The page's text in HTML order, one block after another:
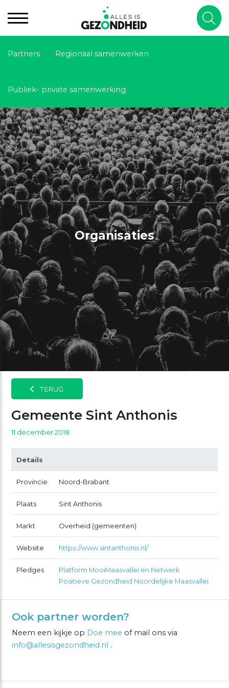
Partners Regionaal samenwerken
Publiek- private samenwerking
Organisaties
TERUG
Gemeente Sint Anthonis
11 december 2018
Details
Provincie Noord-Brabant
Plaats Sint Anthonis
Markt Overheid (gemeenten)
Website https://www.sintanthonis.nl/
Pledges
Platform MooiMaasvallei en Netwerk
Positieve Gezondheid Noordelijke Maasvallei
Ook partner worden?
Neem een kijkje op Doe mee of mail ons via
info@allesisgezondheid.nl .